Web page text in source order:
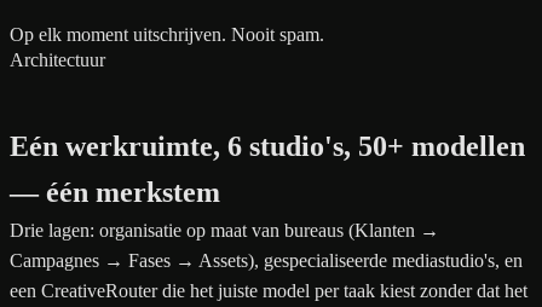
Op elk moment uitschrijven. Nooit spam.
Architectuur
Eén werkruimte, 6 studio's, 50+ modellen
— één merkstem
Drie lagen: organisatie op maat van bureaus (Klanten →
Campagnes → Fases → Assets), gespecialiseerde mediastudio's, en
een CreativeRouter die het juiste model per taak kiest zonder dat het